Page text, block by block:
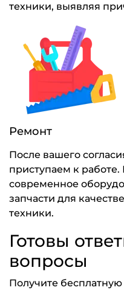
техники, выявляя
Ремонт
После вашего
приступаем к
современное
запчасти для
техники.
Готовы
вопросы
Получите